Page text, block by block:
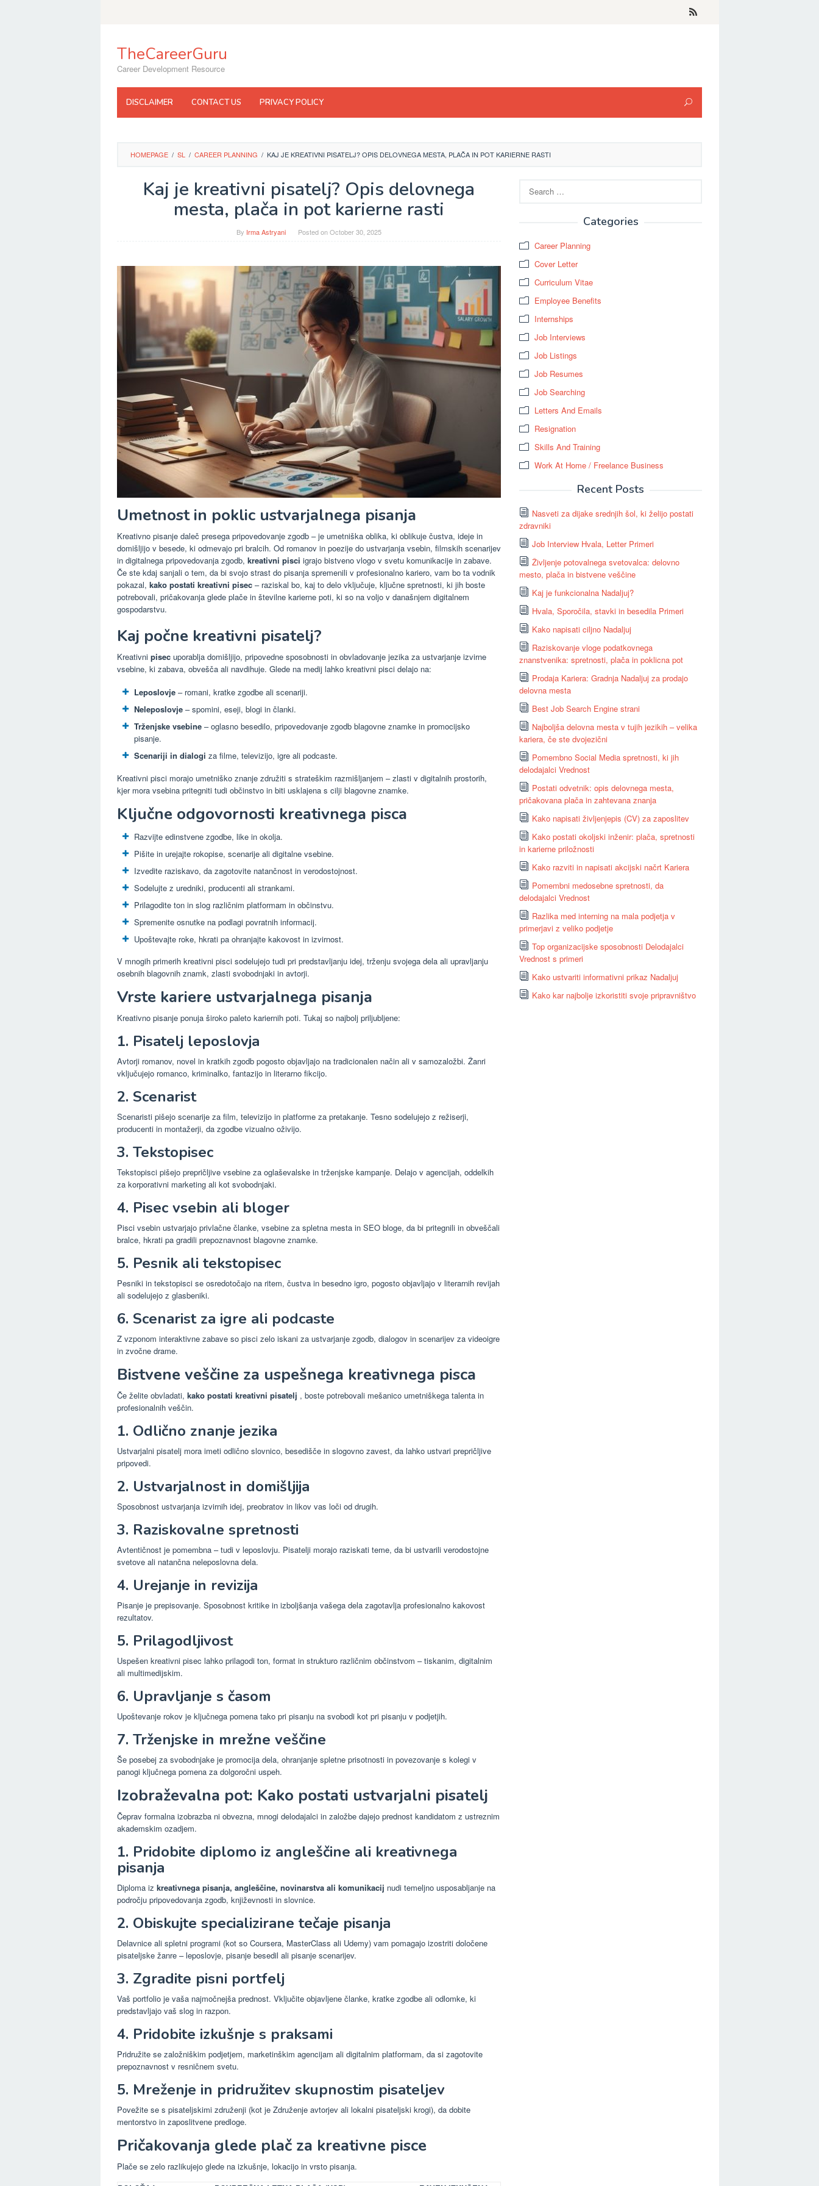
TheCareerGuru
Career Development Resource
DISCLAIMER CONTACT US PRIVACY POLICY
HOMEPAGE / SL / CAREER PLANNING / KAJ JE KREATIVNI PISATELJ? OPIS DELOVNEGA MESTA, PLAČA IN POT KARIERNE RASTI
Kaj je kreativni pisatelj? Opis delovnega
mesta, plača in pot karierne rasti
By Irma Astryani Posted onOctober 30, 2025
Umetnost in poklic ustvarjalnega pisanja
Kreativno pisanje daleč presega pripovedovanje zgodb – je umetniška oblika, ki oblikuje čustva, ideje in
domišljijo v besede, ki odmevajo pri bralcih. Od romanov in poezije do ustvarjanja vsebin, filmskih scenarijev
in digitalnega pripovedovanja zgodb, kreativni pisci igrajo bistveno vlogo v svetu komunikacije in zabave.
Če ste kdaj sanjali o tem, da bi svojo strast do pisanja spremenili v profesionalno kariero, vam bo ta vodnik
pokazal, kako postati kreativni pisec – raziskal bo, kaj to delo vključuje, ključne spretnosti, ki jih boste
potrebovali, pričakovanja glede plače in številne karierne poti, ki so na voljo v današnjem digitalnem
gospodarstvu.
Kaj počne kreativni pisatelj?
Kreativni pisec uporablja domišljijo, pripovedne sposobnosti in obvladovanje jezika za ustvarjanje izvirne
vsebine, ki zabava, obvešča ali navdihuje. Glede na medij lahko kreativni pisci delajo na:
Leposlovje – romani, kratke zgodbe ali scenariji.
Neleposlovje – spomini, eseji, blogi in članki.
Trženjske vsebine – oglasno besedilo, pripovedovanje zgodb blagovne znamke in promocijsko
pisanje.
Scenariji in dialogi za filme, televizijo, igre ali podcaste.
Kreativni pisci morajo umetniško znanje združiti s strateškim razmišljanjem – zlasti v digitalnih prostorih,
kjer mora vsebina pritegniti tudi občinstvo in biti usklajena s cilji blagovne znamke.
Ključne odgovornosti kreativnega pisca
Razvijte edinstvene zgodbe, like in okolja.
Pišite in urejajte rokopise, scenarije ali digitalne vsebine.
Izvedite raziskavo, da zagotovite natančnost in verodostojnost.
Sodelujte z uredniki, producenti ali strankami.
Prilagodite ton in slog različnim platformam in občinstvu.
Spremenite osnutke na podlagi povratnih informacij.
Upoštevajte roke, hkrati pa ohranjajte kakovost in izvirnost.
V mnogih primerih kreativni pisci sodelujejo tudi pri predstavljanju idej, trženju svojega dela ali upravljanju
osebnih blagovnih znamk, zlasti svobodnjaki in avtorji.
Vrste kariere ustvarjalnega pisanja
Kreativno pisanje ponuja široko paleto kariernih poti. Tukaj so najbolj priljubljene:
1. Pisatelj leposlovja
Avtorji romanov, novel in kratkih zgodb pogosto objavljajo na tradicionalen način ali v samozaložbi. Žanri
vključujejo romanco, kriminalko, fantazijo in literarno fikcijo.
2. Scenarist
Scenaristi pišejo scenarije za film, televizijo in platforme za pretakanje. Tesno sodelujejo z režiserji,
producenti in montažerji, da zgodbe vizualno oživijo.
3. Tekstopisec
Tekstopisci pišejo prepričljive vsebine za oglaševalske in trženjske kampanje. Delajo v agencijah, oddelkih
za korporativni marketing ali kot svobodnjaki.
4. Pisec vsebin ali bloger
Pisci vsebin ustvarjajo privlačne članke, vsebine za spletna mesta in SEO bloge, da bi pritegnili in obveščali
bralce, hkrati pa gradili prepoznavnost blagovne znamke.
5. Pesnik ali tekstopisec
Pesniki in tekstopisci se osredotočajo na ritem, čustva in besedno igro, pogosto objavljajo v literarnih revijah
ali sodelujejo z glasbeniki.
6. Scenarist za igre ali podcaste
Z vzponom interaktivne zabave so pisci zelo iskani za ustvarjanje zgodb, dialogov in scenarijev za videoigre
in zvočne drame.
Bistvene veščine za uspešnega kreativnega pisca
Če želite obvladati, kako postati kreativni pisatelj , boste potrebovali mešanico umetniškega talenta in
profesionalnih veščin.
1. Odlično znanje jezika
Ustvarjalni pisatelj mora imeti odlično slovnico, besedišče in slogovno zavest, da lahko ustvari prepričljive
pripovedi.
2. Ustvarjalnost in domišljija
Sposobnost ustvarjanja izvirnih idej, preobratov in likov vas loči od drugih.
3. Raziskovalne spretnosti
Avtentičnost je pomembna – tudi v leposlovju. Pisatelji morajo raziskati teme, da bi ustvarili verodostojne
svetove ali natančna neleposlovna dela.
4. Urejanje in revizija
Pisanje je prepisovanje. Sposobnost kritike in izboljšanja vašega dela zagotavlja profesionalno kakovost
rezultatov.
5. Prilagodljivost
Uspešen kreativni pisec lahko prilagodi ton, format in strukturo različnim občinstvom – tiskanim, digitalnim
ali multimedijskim.
6. Upravljanje s časom
Upoštevanje rokov je ključnega pomena tako pri pisanju na svobodi kot pri pisanju v podjetjih.
7. Trženjske in mrežne veščine
Še posebej za svobodnjake je promocija dela, ohranjanje spletne prisotnosti in povezovanje s kolegi v
panogi ključnega pomena za dolgoročni uspeh.
Izobraževalna pot: Kako postati ustvarjalni pisatelj
Čeprav formalna izobrazba ni obvezna, mnogi delodajalci in založbe dajejo prednost kandidatom z ustreznim
akademskim ozadjem.
1. Pridobite diplomo iz angleščine ali kreativnega
pisanja
Diploma iz kreativnega pisanja, angleščine, novinarstva ali komunikacij nudi temeljno usposabljanje na
področju pripovedovanja zgodb, književnosti in slovnice.
2. Obiskujte specializirane tečaje pisanja
Delavnice ali spletni programi (kot so Coursera, MasterClass ali Udemy) vam pomagajo izostriti določene
pisateljske žanre – leposlovje, pisanje besedil ali pisanje scenarijev.
3. Zgradite pisni portfelj
Vaš portfolio je vaša najmočnejša prednost. Vključite objavljene članke, kratke zgodbe ali odlomke, ki
predstavljajo vaš slog in razpon.
4. Pridobite izkušnje s praksami
Pridružite se založniškim podjetjem, marketinškim agencijam ali digitalnim platformam, da si zagotovite
prepoznavnost v resničnem svetu.
5. Mreženje in pridružitev skupnostim pisateljev
Povežite se s pisateljskimi združenji (kot je Združenje avtorjev ali lokalni pisateljski krogi), da dobite
mentorstvo in zaposlitvene predloge.
Pričakovanja glede plač za kreativne pisce
Plače se zelo razlikujejo glede na izkušnje, lokacijo in vrsto pisanja.
for:
Categories
Career Planning
Cover Letter
Curriculum Vitae
Employee Benefits
Internships
Job Interviews
Job Listings
Job Resumes
Job Searching
Letters And Emails
Resignation
Skills And Training
Work At Home / Freelance Business
Recent Posts
Nasveti za dijake srednjih šol, ki želijo postati
zdravniki
Job Interview Hvala, Letter Primeri
Življenje potovalnega svetovalca: delovno
mesto, plača in bistvene veščine
Kaj je funkcionalna Nadaljuj?
Hvala, Sporočila, stavki in besedila Primeri
Kako napisati ciljno Nadaljuj
Raziskovanje vloge podatkovnega
znanstvenika: spretnosti, plača in poklicna pot
Prodaja Kariera: Gradnja Nadaljuj za prodajo
delovna mesta
Best Job Search Engine strani
Najboljša delovna mesta v tujih jezikih – velika
kariera, če ste dvojezični
Pomembno Social Media spretnosti, ki jih
delodajalci Vrednost
Postati odvetnik: opis delovnega mesta,
pričakovana plača in zahtevana znanja
Kako napisati življenjepis (CV) za zaposlitev
Kako postati okoljski inženir: plača, spretnosti
in karierne priložnosti
Kako razviti in napisati akcijski načrt Kariera
Pomembni medosebne spretnosti, da
delodajalci Vrednost
Razlika med interning na mala podjetja v
primerjavi z veliko podjetje
Top organizacijske sposobnosti Delodajalci
Vrednost s primeri
Kako ustvariti informativni prikaz Nadaljuj
Kako kar najbolje izkoristiti svoje pripravništvo